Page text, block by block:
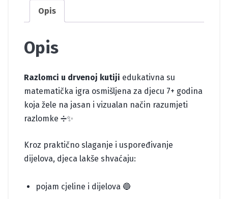
Opis
Opis
Razlomci u drvenoj kutiji edukativna su
matematička igra osmišljena za djecu 7+ godina
koja žele na jasan i vizualan način razumjeti
razlomke ➗✨
Kroz praktično slaganje i uspoređivanje
dijelova, djeca lakše shvaćaju:
pojam cjeline i dijelova 🔵